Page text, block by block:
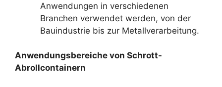
Anwendungen in verschiedenen
Branchen verwendet werden, von der
Bauindustrie bis zur Metallverarbeitung.
Anwendungsbereiche von Schrott-
Abrollcontainern